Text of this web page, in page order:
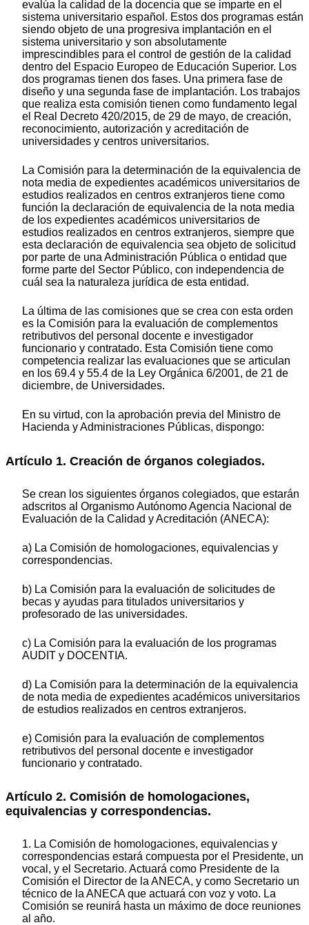
evalúa la calidad de la docencia que se imparte en el
sistema universitario español. Estos dos programas están
siendo objeto de una progresiva implantación en el
sistema universitario y son absolutamente
imprescindibles para el control de gestión de la calidad
dentro del Espacio Europeo de Educación Superior. Los
dos programas tienen dos fases. Una primera fase de
diseño y una segunda fase de implantación. Los trabajos
que realiza esta comisión tienen como fundamento legal
el Real Decreto 420/2015, de 29 de mayo, de creación,
reconocimiento, autorización y acreditación de
universidades y centros universitarios.
La Comisión para la determinación de la equivalencia de
nota media de expedientes académicos universitarios de
estudios realizados en centros extranjeros tiene como
función la declaración de equivalencia de la nota media
de los expedientes académicos universitarios de
estudios realizados en centros extranjeros, siempre que
esta declaración de equivalencia sea objeto de solicitud
por parte de una Administración Pública o entidad que
forme parte del Sector Público, con independencia de
cuál sea la naturaleza jurídica de esta entidad.
La última de las comisiones que se crea con esta orden
es la Comisión para la evaluación de complementos
retributivos del personal docente e investigador
funcionario y contratado. Esta Comisión tiene como
competencia realizar las evaluaciones que se articulan
en los 69.4 y 55.4 de la Ley Orgánica 6/2001, de 21 de
diciembre, de Universidades.
En su virtud, con la aprobación previa del Ministro de
Hacienda y Administraciones Públicas, dispongo:
Artículo 1. Creación de órganos colegiados.
Se crean los siguientes órganos colegiados, que estarán
adscritos al Organismo Autónomo Agencia Nacional de
Evaluación de la Calidad y Acreditación (ANECA):
a) La Comisión de homologaciones, equivalencias y
correspondencias.
b) La Comisión para la evaluación de solicitudes de
becas y ayudas para titulados universitarios y
profesorado de las universidades.
c) La Comisión para la evaluación de los programas
AUDIT y DOCENTIA.
d) La Comisión para la determinación de la equivalencia
de nota media de expedientes académicos universitarios
de estudios realizados en centros extranjeros.
e) Comisión para la evaluación de complementos
retributivos del personal docente e investigador
funcionario y contratado.
Artículo 2. Comisión de homologaciones,
equivalencias y correspondencias.
1. La Comisión de homologaciones, equivalencias y
correspondencias estará compuesta por el Presidente, un
vocal, y el Secretario. Actuará como Presidente de la
Comisión el Director de la ANECA, y como Secretario un
técnico de la ANECA que actuará con voz y voto. La
Comisión se reunirá hasta un máximo de doce reuniones
al año.